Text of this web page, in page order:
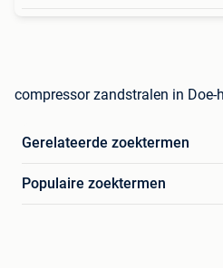
compressor zandstralen in Doe-
Gerelateerde zoektermen
Populaire zoektermen